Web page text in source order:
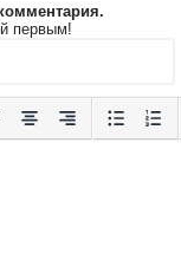
первым!